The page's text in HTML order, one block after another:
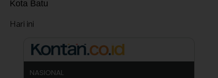
Kota Batu
Hari ini
NASIONAL